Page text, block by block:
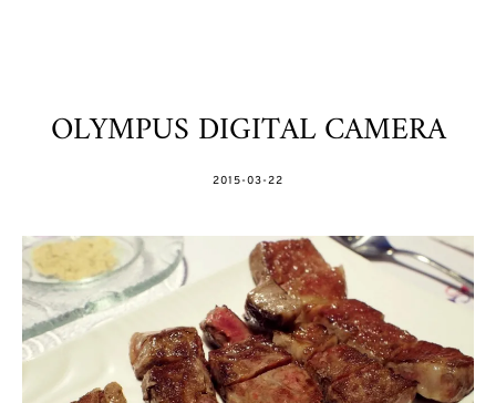
OLYMPUS DIGITAL CAMERA
POSTED
2015-03-22